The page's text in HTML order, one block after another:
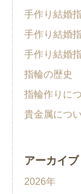
手作り結婚
手作り結婚
手作り結婚
指輪の歴史
指輪作りに
貴金属につ
アーカイブ
2026年